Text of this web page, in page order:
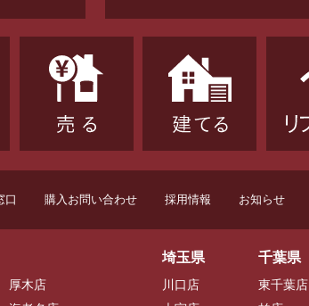
口 購入お問い合わせ 採用情報 お知らせ
厚木店
埼玉県
川口店
千葉県
東千葉店